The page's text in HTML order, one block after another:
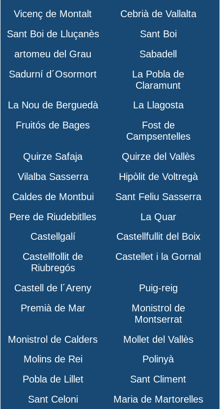
Vicenç de Montalt
Cebrià de Vallalta
Sant Boi de Lluçanès
Sant Boi
artomeu del Grau
Sabadell
Sadurní d´Osormort
La Pobla de
Claramunt
La Nou de Berguedà
La Llagosta
Fruitós de Bages
Fost de
Campsentelles
Quirze Safaja
Quirze del Vallès
Vilalba Sasserra
Hipòlit de Voltregà
Caldes de Montbui
Sant Feliu Sasserra
Pere de Riudebitlles
La Quar
Castellgalí
Castellfullit del Boix
Castellfollit de
Riubregós
Castellet i la Gornal
Castell de l´Areny
Puig-reig
Premià de Mar
Monistrol de
Montserrat
Monistrol de Calders
Mollet del Vallès
Molins de Rei
Polinyà
Pobla de Lillet
Sant Climent
Sant Celoni
Maria de Martorelles